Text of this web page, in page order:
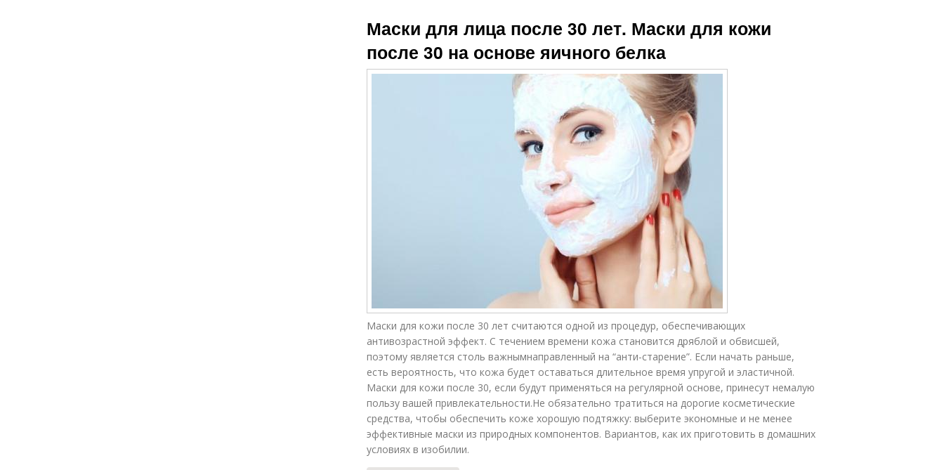
Маски для лица после 30 лет. Маски для кожи
после 30 на основе яичного белка
Маски для кожи после 30 лет считаются одной из процедур, обеспечивающих
антивозрастной эффект. С течением времени кожа становится дряблой и обвисшей,
поэтому является столь важнымнаправленный на “анти-старение”. Если начать раньше,
есть вероятность, что кожа будет оставаться длительное время упругой и эластичной.
Маски для кожи после 30, если будут применяться на регулярной основе, принесут немалую
пользу вашей привлекательности.Не обязательно тратиться на дорогие косметические
средства, чтобы обеспечить коже хорошую подтяжку: выберите экономные и не менее
эффективные маски из природных компонентов. Вариантов, как их приготовить в домашних
условиях в изобилии.